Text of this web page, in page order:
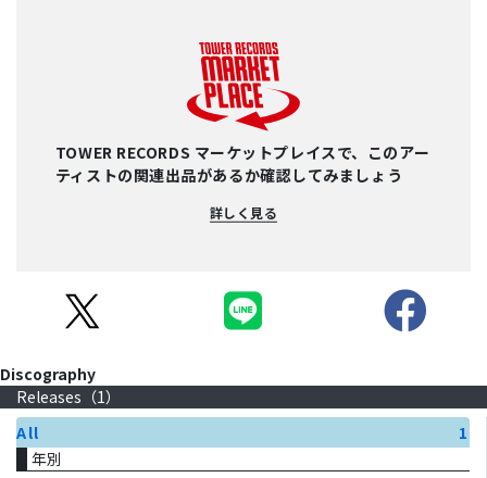
TOWER RECORDS マーケットプレイスで、このアー
ティストの関連出品があるか確認してみましょう
詳しく見る
Discography
Releases（1）
All
1
年別